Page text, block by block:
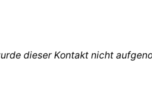
dieser Kontakt nicht